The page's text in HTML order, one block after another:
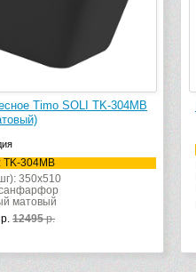
Timo SOLI TK-304MB
TK-304MB
350x510
матовый
р. 12495р.